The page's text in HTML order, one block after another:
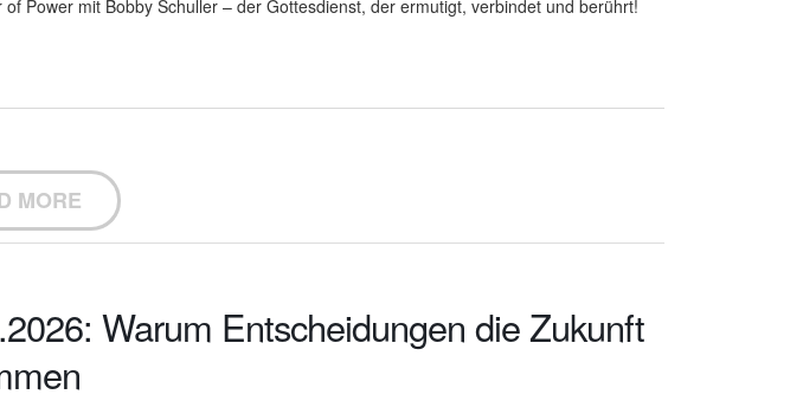
of Power mit Bobby Schuller – der Gottesdienst, der ermutigt, verbindet und berührt!
MORE
Warum Entscheidungen die Zukunft